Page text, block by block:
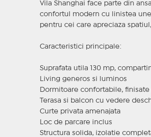
Vila Shanghai face parte din
confortul modern cu linistea
pentru cei care apreciaza
Caracteristici principale:
Suprafata utila 130 mp,
Living generos si luminos
Dormitoare confortabile,
Terasa si balcon cu vedere
Curte privata amenajata
Loc de parcare inclus
Structura solida, izolatie